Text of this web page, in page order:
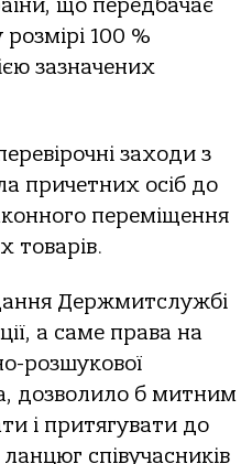
що передбачає
100 %
зазначених
заходи з
причетних осіб до
переміщення
товарів.
Держмитслужбі
а саме права на
розшукової
дозволило б митним
і притягувати до
ланцюг співучасників